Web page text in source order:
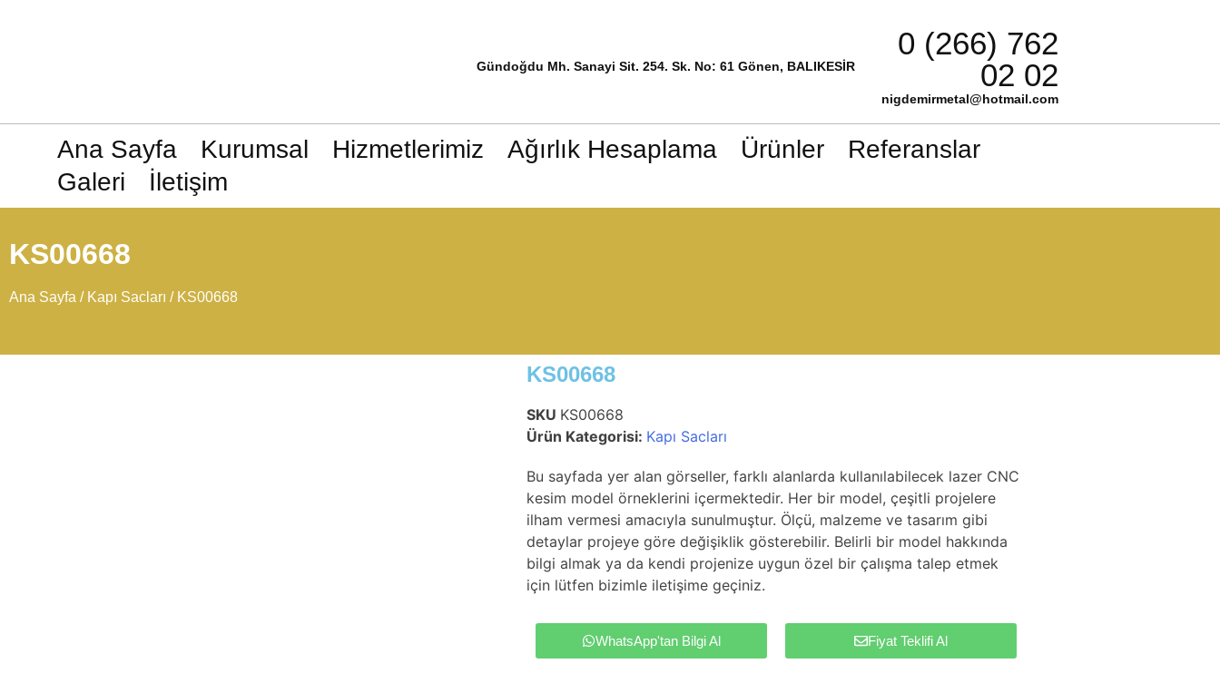
Gündoğdu Mh. Sanayi Sit. 254. Sk. No: 61 Gönen, BALIKESİR
0 (266) 762
02 02
nigdemirmetal@hotmail.com
Ana Sayfa Kurumsal Hizmetlerimiz Ağırlık Hesaplama Ürünler
Referanslar
Galeri
İletişim
KS00668
Ana Sayfa / Kapı Sacları / KS00668
KS00668
SKU KS00668
Ürün Kategorisi: Kapı Sacları
Bu sayfada yer alan görseller, farklı alanlarda kullanılabilecek lazer CNC
kesim model örneklerini içermektedir. Her bir model, çeşitli projelere
ilham vermesi amacıyla sunulmuştur. Ölçü, malzeme ve tasarım gibi
detaylar projeye göre değişiklik gösterebilir. Belirli bir model hakkında
bilgi almak ya da kendi projenize uygun özel bir çalışma talep etmek
için lütfen bizimle iletişime geçiniz.
WhatsApp'tan Bilgi Al Fiyat Teklifi Al